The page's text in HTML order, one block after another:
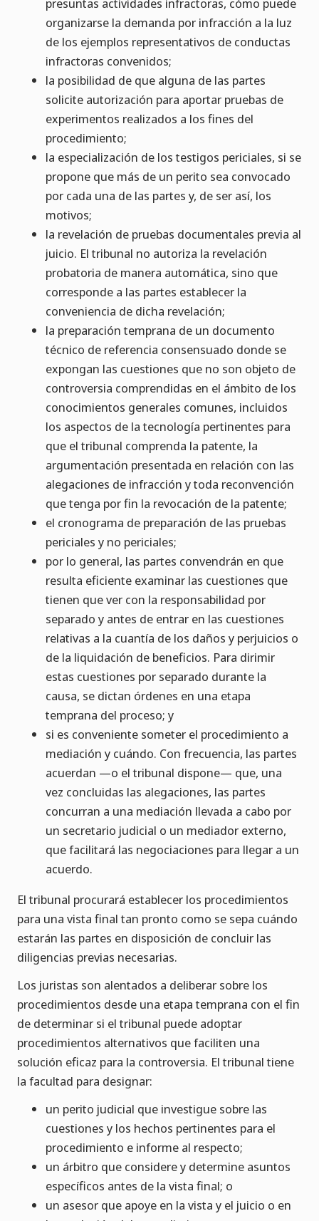
presuntas actividades infractoras, cómo puede
organizarse la demanda por infracción a la luz
de los ejemplos representativos de conductas
infractoras convenidos;
la posibilidad de que alguna de las partes
solicite autorización para aportar pruebas de
experimentos realizados a los fines del
procedimiento;
la especialización de los testigos periciales, si se
propone que más de un perito sea convocado
por cada una de las partes y, de ser así, los
motivos;
la revelación de pruebas documentales previa al
juicio. El tribunal no autoriza la revelación
probatoria de manera automática, sino que
corresponde a las partes establecer la
conveniencia de dicha revelación;
la preparación temprana de un documento
técnico de referencia consensuado donde se
expongan las cuestiones que no son objeto de
controversia comprendidas en el ámbito de los
conocimientos generales comunes, incluidos
los aspectos de la tecnología pertinentes para
que el tribunal comprenda la patente, la
argumentación presentada en relación con las
alegaciones de infracción y toda reconvención
que tenga por fin la revocación de la patente;
el cronograma de preparación de las pruebas
periciales y no periciales;
por lo general, las partes convendrán en que
resulta eficiente examinar las cuestiones que
tienen que ver con la responsabilidad por
separado y antes de entrar en las cuestiones
relativas a la cuantía de los daños y perjuicios o
de la liquidación de beneficios. Para dirimir
estas cuestiones por separado durante la
causa, se dictan órdenes en una etapa
temprana del proceso; y
si es conveniente someter el procedimiento a
mediación y cuándo. Con frecuencia, las partes
acuerdan —o el tribunal dispone— que, una
vez concluidas las alegaciones, las partes
concurran a una mediación llevada a cabo por
un secretario judicial o un mediador externo,
que facilitará las negociaciones para llegar a un
acuerdo.
El tribunal procurará establecer los procedimientos
para una vista final tan pronto como se sepa cuándo
estarán las partes en disposición de concluir las
diligencias previas necesarias.
Los juristas son alentados a deliberar sobre los
procedimientos desde una etapa temprana con el fin
de determinar si el tribunal puede adoptar
procedimientos alternativos que faciliten una
solución eficaz para la controversia. El tribunal tiene
la facultad para designar:
un perito judicial que investigue sobre las
cuestiones y los hechos pertinentes para el
procedimiento e informe al respecto;
un árbitro que considere y determine asuntos
específicos antes de la vista final; o
un asesor que apoye en la vista y el juicio o en